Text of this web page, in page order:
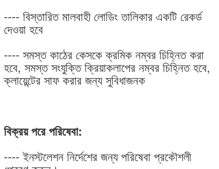
---- বিস্তারিত মালবাহী লোডিং তালিকার একটি রেকর্ড
দেওয়া হবে
---- সমস্ত কাঠের কেসকে ক্রমিক নম্বর চিহ্নিত করা
হবে, সমস্ত সংযুক্তি ক্রিয়াকলাপের নম্বর চিহ্নিত হবে,
ক্লায়েন্টের সাফ করার জন্য সুবিধাজনক
বিক্রয় পরে পরিষেবা:
---- ইনস্টলেশন নির্দেশের জন্য পরিষেবা প্রকৌশলী